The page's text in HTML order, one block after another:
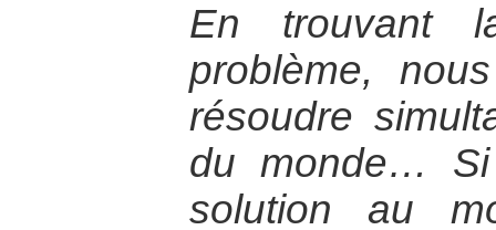
En trouvant
problème,
résoudre
du monde… Si
solution au